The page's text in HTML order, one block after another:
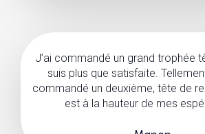
J’ai commandé un grand trophée
suis plus que satisfaite.
commandé un deuxième, tête de
est à la hauteur de mes